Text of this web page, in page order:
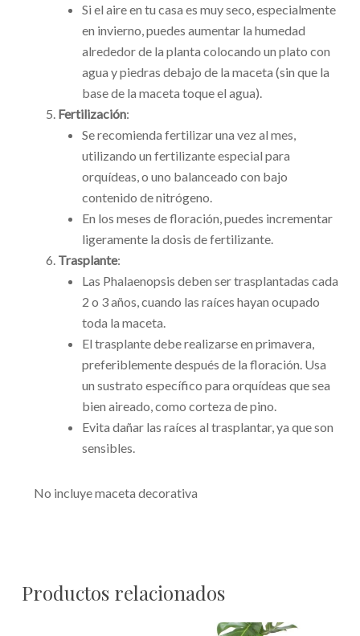
Si el aire en tu casa es muy seco, especialmente
en invierno, puedes aumentar la humedad
alrededor de la planta colocando un plato con
agua y piedras debajo de la maceta (sin que la
base de la maceta toque el agua).
Fertilización:
Se recomienda fertilizar una vez al mes,
utilizando un fertilizante especial para
orquídeas, o uno balanceado con bajo
contenido de nitrógeno.
En los meses de floración, puedes incrementar
ligeramente la dosis de fertilizante.
Trasplante:
Las Phalaenopsis deben ser trasplantadas cada
2 o 3 años, cuando las raíces hayan ocupado
toda la maceta.
El trasplante debe realizarse en primavera,
preferiblemente después de la floración. Usa
un sustrato específico para orquídeas que sea
bien aireado, como corteza de pino.
Evita dañar las raíces al trasplantar, ya que son
sensibles.
No incluye maceta decorativa
Productos relacionados